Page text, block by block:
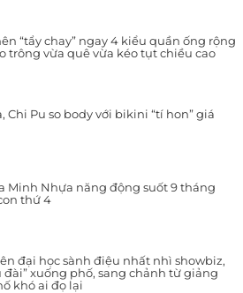
“tẩy chay” ngay 4 kiểu quần ống rộng
trông vừa quê vừa kéo tụt chiều cao
Chi Pu so body với bikini “tí hon” giá
Minh Nhựa năng động suốt 9 tháng
thứ 4
đại học sành điệu nhất nhì showbiz,
đài” xuống phố, sang chảnh từ giảng
khó ai đọ lại